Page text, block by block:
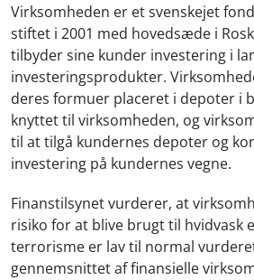
Virksomheden er et svenskejet
stiftet i 2001 med hovedsæde i
tilbyder sine kunder investering i
investeringsprodukter.
deres formuer placeret i depoter i
knyttet til virksomheden, og
til at tilgå kundernes depoter og
investering på kundernes vegne.
Finanstilsynet vurderer, at
risiko for at blive brugt til hvidvask
terrorisme er lav til normal
gennemsnittet af finansielle